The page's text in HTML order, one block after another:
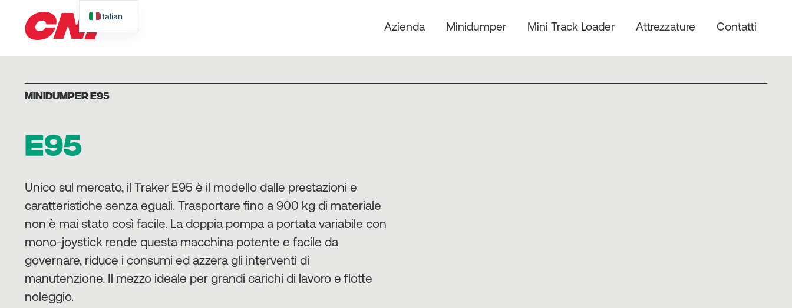
CNF Azienda Minidumper Mini Track Loader Attrezzature Contatti
MINIDUMPER E95
E95
Unico sul mercato, il Traker E95 è il modello dalle prestazioni e
caratteristiche senza eguali. Trasportare fino a 900 kg di materiale
non è mai stato così facile. La doppia pompa a portata variabile con
mono-joystick rende questa macchina potente e facile da
governare, riduce i consumi ed azzera gli interventi di
manutenzione. Il mezzo ideale per grandi carichi di lavoro e flotte
noleggio.
Italian